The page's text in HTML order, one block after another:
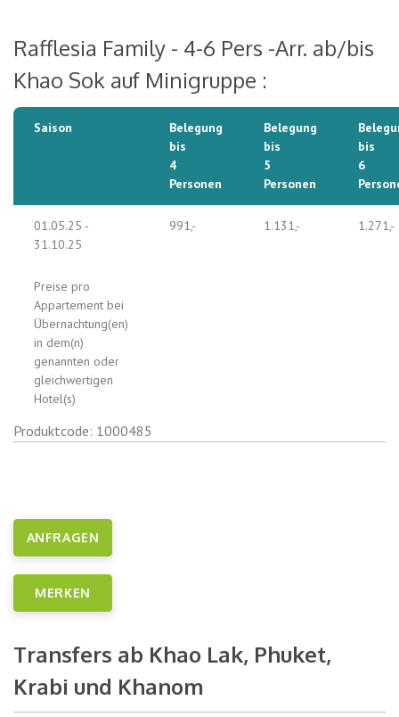
Rafflesia Family - 4-6 Pers -Arr. ab/bis
Khao Sok auf Minigruppe :
Saison
Belegung
bis
4
Personen
Belegung
bis
5
Personen
bis
6
01.05.25 -
31.10.25
991,- 1.131,- 1.271,-
Preise pro
Appartement bei
Übernachtung(en)
in dem(n)
genannten oder
gleichwertigen
Hotel(s)
Produktcode: 1000485
ANFRAGEN
MERKEN
Transfers ab Khao Lak, Phuket,
Krabi und Khanom